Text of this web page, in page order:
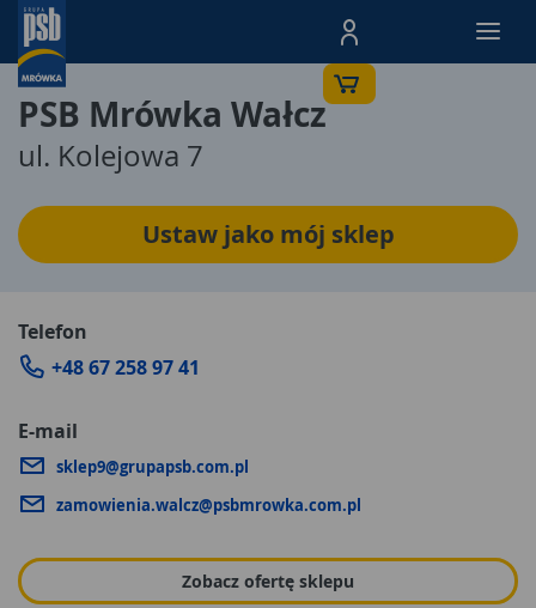
Menu Produktów,
PSB Mrówka Wałcz
ul. Kolejowa 7
Ustaw jako mój sklep
Telefon
+48 67 258 97 41
E-mail
sklep9@grupapsb.com.pl
zamowienia.walcz@psbmrowka.com.pl
Zobacz ofertę sklepu